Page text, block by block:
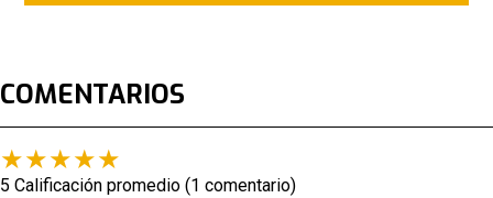
COMENTARIOS
★★★★★
5 Calificación promedio (1 comentario)